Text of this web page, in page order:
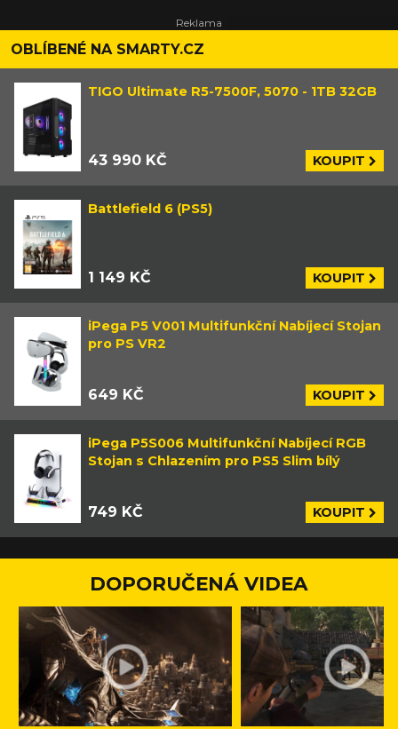
OBLÍBENÉ NA SMARTY.CZ
TIGO Ultimate R5-7500F, 5070 - 1TB 32GB
43 990 KČ KOUPIT
Battlefield 6 (PS5)
1 149 KČ KOUPIT
iPega P5 V001 Multifunkční Nabíjecí Stojan
pro PS VR2
649 KČ KOUPIT
iPega P5S006 Multifunkční Nabíjecí RGB
Stojan s Chlazením pro PS5 Slim bílý
749 KČ KOUPIT
DOPORUČENÁ VIDEA